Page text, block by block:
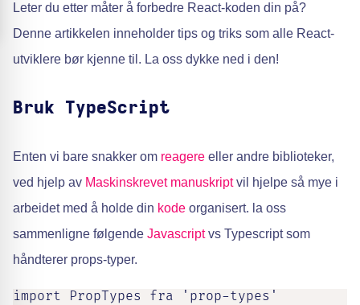
Leter du etter måter å forbedre React-koden din på?
Denne artikkelen inneholder tips og triks som alle React-
utviklere bør kjenne til. La oss dykke ned i den!
Bruk TypeScript
Enten vi bare snakker om reagere eller andre biblioteker,
ved hjelp av Maskinskrevet manuskriptvil hjelpe så mye i
arbeidet med å holde din kode organisert. la oss
sammenligne følgende Javascriptvs Typescript som
håndterer props-typer.
import PropTypes fra 'prop-types'